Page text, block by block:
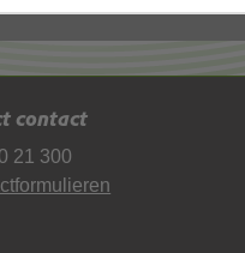
contact
21 300